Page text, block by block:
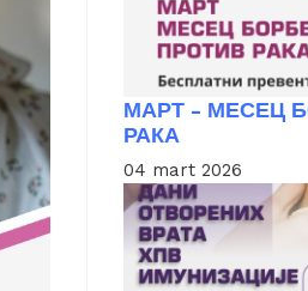
МАРТ - МЕСЕЦ
РАКА
04 mart 2026